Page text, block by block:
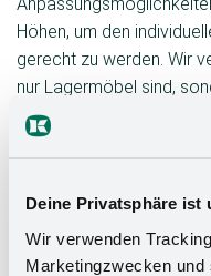
Deine Privatsphäre ist
Wir verwenden
Marketingzwecken
Höhen, um den
gerecht zu werden. Wir
nur Lagermöbel sind,
eine effiziente,
Ladengestaltung
maßgeschneiderte